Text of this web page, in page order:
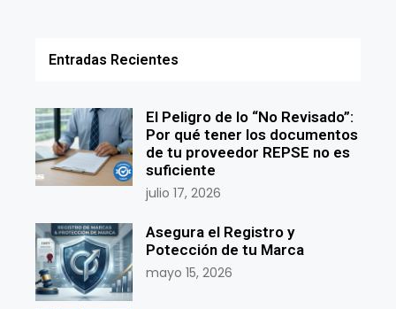
Entradas Recientes
El Peligro de lo “No Revisado”:
Por qué tener los documentos
de tu proveedor REPSE no es
suficiente
julio 17, 2026
Asegura el Registro y
Potección de tu Marca
mayo 15, 2026